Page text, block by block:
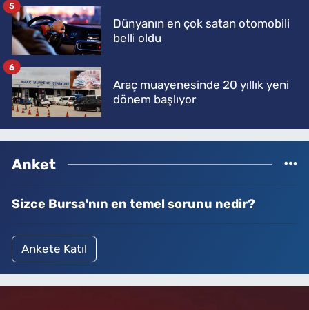
Dünyanın en çok satan otomobili
belli oldu
5
Araç muayenesinde 20 yıllık yeni
dönem başlıyor
6
Anket
Sizce Bursa'nın en temel sorunu nedir?
Ankete Katıl